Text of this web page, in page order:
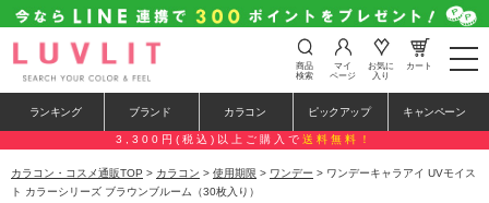
t
o
e
n
a
商品
検索
マイ
ページ
お気に
入り
カート
ランキング ブランド カラコン ピックアップ キャンペーン
3,300円(税込)以上ご購入で 送料無料！
カラコン・コスメ通販TOP > カラコン > 使用期限 > ワンデー > ワンデーキャラアイ UVモイス
ト カラーシリーズ ブラウンブルーム（30枚入り）